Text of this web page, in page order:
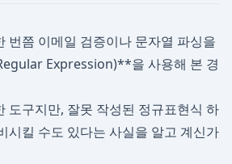
번쯤 이메일 검증이나 문자열 파싱을
Expression)**을 사용해 본 경
도구지만, 잘못 작성된 정규표현식 하
시킬 수도 있다는 사실을 알고 계신가